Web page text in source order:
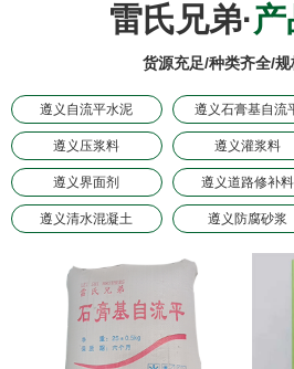
雷氏兄弟·
货源充足/种类齐全/规
遵义自流平水泥 遵义石膏基自流
遵义压浆料 遵义灌浆料
遵义界面剂 遵义道路修补料
遵义清水混凝土 遵义防腐砂浆